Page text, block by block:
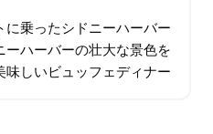
に乗ったシドニーハーバー
ーハーバーの壮大な景色を
味しいビュッフェディナー